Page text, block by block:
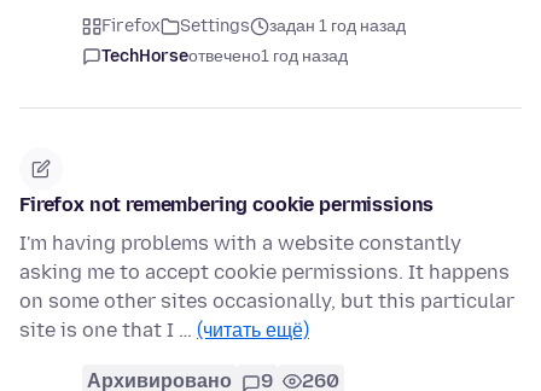
Firefox Settings
задан 1 год назад
TechHorseотвечено1 год назад
Firefox not remembering cookie permissions
I'm having problems with a website constantly
asking me to accept cookie permissions. It happens
on some other sites occasionally, but this particular
site is one that I … (читать ещё)
Архивировано 9 260